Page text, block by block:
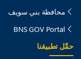
محافظة بني سويف
BNS GOV Portal
حمِّل تطبيقنا